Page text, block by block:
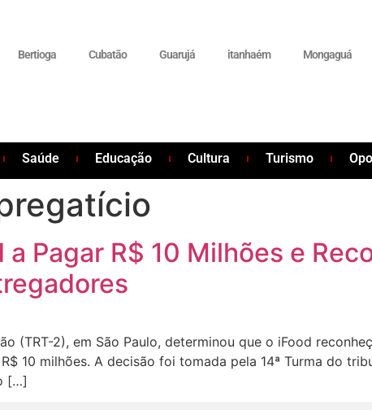
Bertioga Cubatão Guarujá itanhaém Mongaguá
Saúde Educação Cultura Turismo
Pagar R$ 10 Milhões e
(TRT-2), em São Paulo, determinou que o iFood
10 milhões. A decisão foi tomada pela 14ª Turma do
[…]